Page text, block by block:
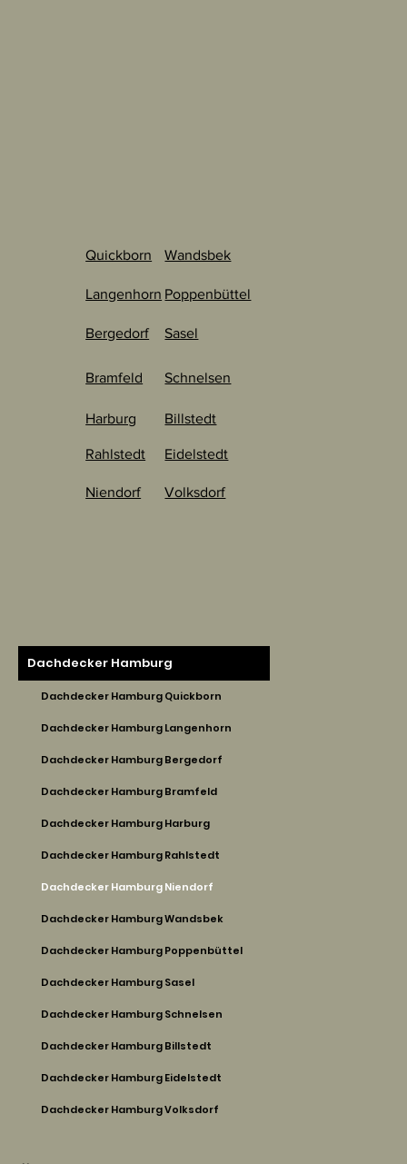
Quickborn
Langenhorn
Bergedorf
Bramfeld
Harburg
Rahlstedt
Niendorf
Wandsbek
Poppenbüttel
Sasel
Schnelsen
Billstedt
Eidelstedt
Volksdorf
Dachdecker Hamburg
Dachdecker Hamburg Quickborn
Dachdecker Hamburg Langenhorn
Dachdecker Hamburg Bergedorf
Dachdecker Hamburg Bramfeld
Dachdecker Hamburg Harburg
Dachdecker Hamburg Rahlstedt
Dachdecker Hamburg Niendorf
Dachdecker Hamburg Wandsbek
Dachdecker Hamburg Poppenbüttel
Dachdecker Hamburg Sasel
Dachdecker Hamburg Schnelsen
Dachdecker Hamburg Billstedt
Dachdecker Hamburg Eidelstedt
Dachdecker Hamburg Volksdorf